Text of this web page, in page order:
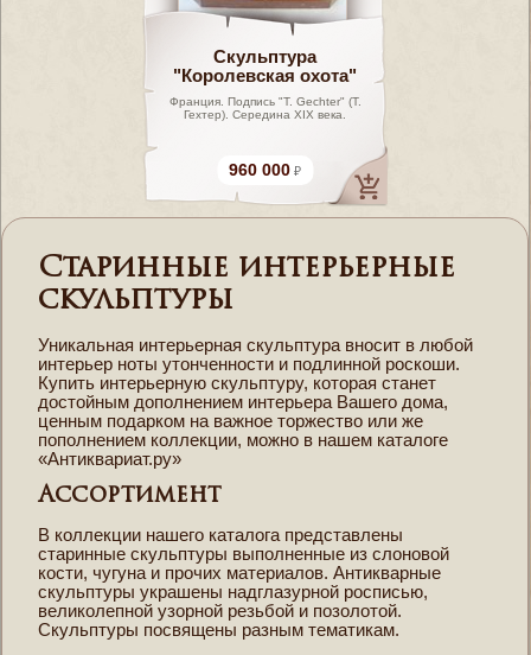
Скульптура
"Королевская охота"
Франция. Подпись "T. Gechter" (Т.
Гехтер). Середина XIX века.
960 000
Старинные интерьерные
скульптуры
Уникальная интерьерная скульптура вносит в любой
интерьер ноты утонченности и подлинной роскоши.
Купить интерьерную скульптуру, которая станет
достойным дополнением интерьера Вашего дома,
ценным подарком на важное торжество или же
пополнением коллекции, можно в нашем каталоге
«Антиквариат.ру»
Ассортимент
В коллекции нашего каталога представлены
старинные скульптуры выполненные из слоновой
кости, чугуна и прочих материалов. Антикварные
скульптуры украшены надглазурной росписью,
великолепной узорной резьбой и позолотой.
Скульптуры посвящены разным тематикам.